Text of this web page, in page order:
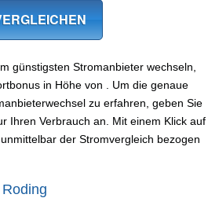
günstigsten Stromanbieter wechseln,
in Höhe von . Um die genaue
zu erfahren, geben Sie
Ihren Verbrauch an. Mit einem Klick auf
der Stromvergleich bezogen